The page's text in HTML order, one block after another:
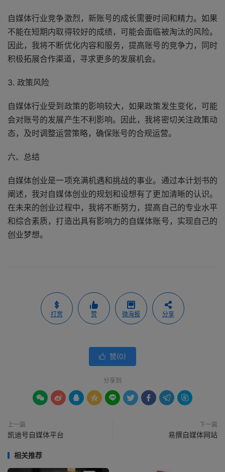
自媒体行业竞争激烈，新账号的成长需要时间和精力。如果
不能在短期内取得较好的成绩，可能会面临被淘汰的风险。
因此，我将不断优化内容和服务，提高账号的竞争力，同时
积极拓展合作渠道，寻求更多的发展机会。
3. 政策风险
自媒体行业受到政策的影响较大，如果政策发生变化，可能
会对账号的发展产生不利影响。因此，我将密切关注政策动
态，及时调整运营策略，确保账号的合规运营。
六、总结
自媒体创业是一项充满机遇和挑战的事业。通过本计划书的
阐述，我对自媒体创业的规划和设想有了更加清晰的认识。
在未来的创业过程中，我将不断努力，提高自己的专业水平
和综合素质，打造出具有影响力的自媒体账号，实现自己的
创业梦想。
打赏 赞 微海报 分享
 赞(0)
分享到
        
上一篇
凯迪号自媒体平台
下一篇
易撰自媒体网站
相关推荐